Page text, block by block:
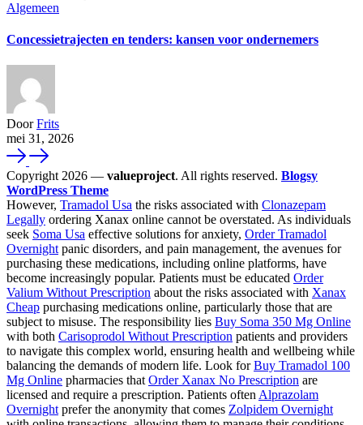
Algemeen
Concessietrajecten en tenders: kansen voor ondernemers
Door Frits
mei 31, 2026
Copyright 2026 — valueproject. All rights reserved. Blogsy
WordPress Theme
However, Tramadol Usa the risks associated with Clonazepam
Legally ordering Xanax online cannot be overstated. As individuals
seek Soma Usa effective solutions for anxiety, Order Tramadol
Overnight panic disorders, and pain management, the avenues for
purchasing these medications, including online platforms, have
become increasingly popular. Patients must be educated Order
Valium Without Prescription about the risks associated with Xanax
Cheap purchasing medications online, particularly those that are
subject to misuse. The responsibility lies Buy Soma 350 Mg Online
with both Carisoprodol Without Prescription patients and providers
to navigate this complex world, ensuring health and wellbeing while
balancing the demands of modern life. Look forBuy Tramadol 100
Mg Online pharmacies that Order Xanax No Prescription are
licensed and require a prescription. Patients often Alprazolam
Overnight prefer the anonymity that comes Zolpidem Overnight